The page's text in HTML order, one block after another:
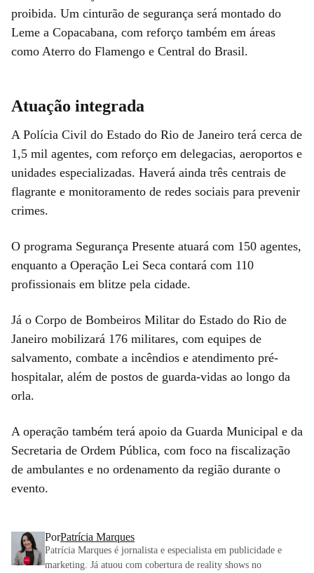
proibida. Um cinturão de segurança será montado do
Leme a Copacabana, com reforço também em áreas
como Aterro do Flamengo e Central do Brasil.
Atuação integrada
A Polícia Civil do Estado do Rio de Janeiro terá cerca de
1,5 mil agentes, com reforço em delegacias, aeroportos e
unidades especializadas. Haverá ainda três centrais de
flagrante e monitoramento de redes sociais para prevenir
crimes.
O programa Segurança Presente atuará com 150 agentes,
enquanto a Operação Lei Seca contará com 110
profissionais em blitze pela cidade.
Já o Corpo de Bombeiros Militar do Estado do Rio de
Janeiro mobilizará 176 militares, com equipes de
salvamento, combate a incêndios e atendimento pré-
hospitalar, além de postos de guarda-vidas ao longo da
orla.
A operação também terá apoio da Guarda Municipal e da
Secretaria de Ordem Pública, com foco na fiscalização
de ambulantes e no ordenamento da região durante o
evento.
PorPatrícia Marques
Patrícia Marques é jornalista e especialista em publicidade e
marketing. Já atuou com cobertura de reality shows no